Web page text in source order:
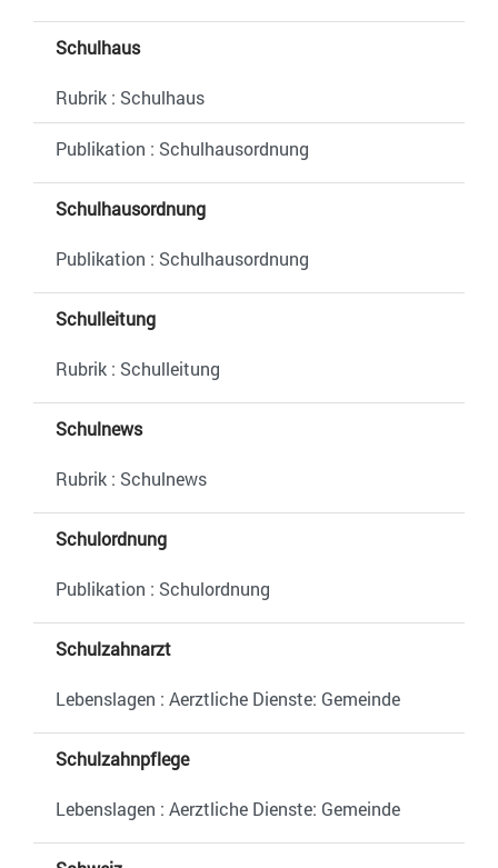
Schulhaus
Rubrik : Schulhaus
Publikation : Schulhausordnung
Schulhausordnung
Publikation : Schulhausordnung
Schulleitung
Rubrik : Schulleitung
Schulnews
Rubrik : Schulnews
Schulordnung
Publikation : Schulordnung
Schulzahnarzt
Lebenslagen : Aerztliche Dienste: Gemeinde
Schulzahnpflege
Lebenslagen : Aerztliche Dienste: Gemeinde